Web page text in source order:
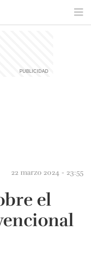
22 marzo 2024 - 23:55
el